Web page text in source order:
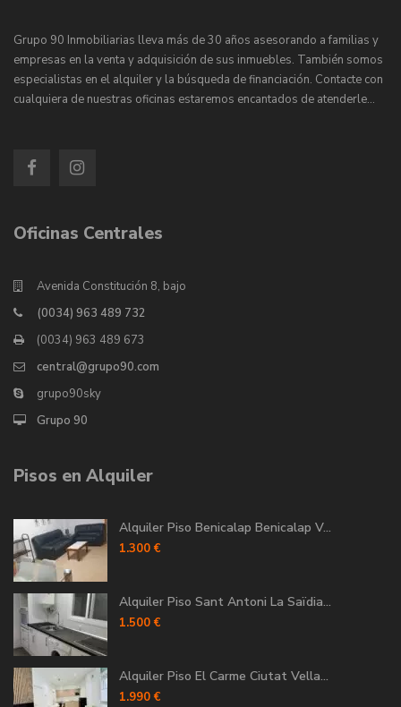
Grupo 90 Inmobiliarias lleva más de 30 años asesorando a familias y
empresas en la venta y adquisición de sus inmuebles. También somos
especialistas en el alquiler y la búsqueda de financiación. Contacte con
cualquiera de nuestras oficinas estaremos encantados de atenderle…
Oficinas Centrales
Avenida Constitución 8, bajo
(0034) 963 489 732
(0034) 963 489 673
central@grupo90.com
grupo90sky
Grupo 90
Pisos en Alquiler
Alquiler Piso Benicalap Benicalap V...
1.300 €
Alquiler Piso Sant Antoni La Saïdia...
1.500 €
Alquiler Piso El Carme Ciutat Vella...
1.990 €